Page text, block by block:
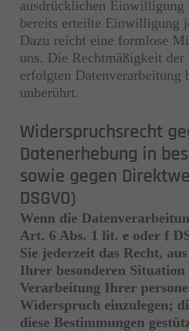
ausdrücklichen Einwilligung
bereits erteilte Einwilligung
Dazu reicht eine formlose
uns. Die Rechtmäßigkeit
erfolgten
unberührt.
Widerspruchsrecht
Datenerhebung in
sowie gegen
DSGVO)
Wenn die
Art. 6 Abs. 1 lit. e oder f
Sie jederzeit das Recht,
Ihrer besonderen Situation
Verarbeitung Ihrer
Widerspruch einzulegen;
diese Bestimmungen